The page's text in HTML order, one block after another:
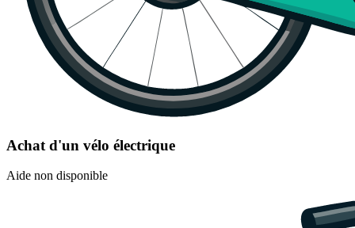
Achat d'un vélo électrique
Aide non disponible